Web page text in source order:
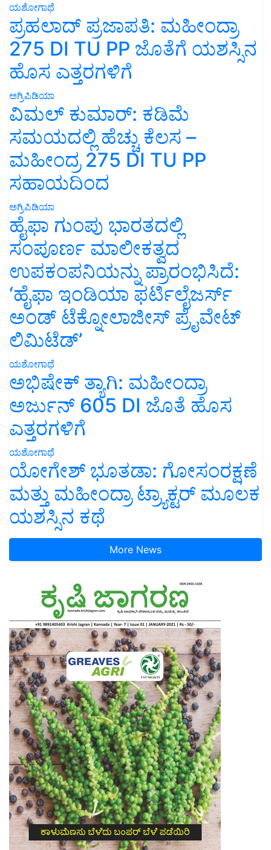
ಯಶೋಗಾಥೆ
ಪ್ರಹಲಾದ್ ಪ್ರಜಾಪತಿ: ಮಹೀಂದ್ರಾ
275 DI TU PP ಜೊತೆಗೆ ಯಶಸ್ಸಿನ
ಹೊಸ ಎತ್ತರಗಳಿಗೆ
ಅಗ್ರಿಪಿಡಿಯಾ
ವಿಮಲ್ ಕುಮಾರ್: ಕಡಿಮೆ
ಸಮಯದಲ್ಲಿ ಹೆಚ್ಚು ಕೆಲಸ –
ಮಹೀಂದ್ರ 275 DI TU PP
ಸಹಾಯದಿಂದ
ಅಗ್ರಿಪಿಡಿಯಾ
ಹೈಫಾ ಗುಂಪು ಭಾರತದಲ್ಲಿ
ಸಂಪೂರ್ಣ ಮಾಲೀಕತ್ವದ
ಉಪಕಂಪನಿಯನ್ನು ಪ್ರಾರಂಭಿಸಿದೆ:
‘ಹೈಫಾ ಇಂಡಿಯಾ ಫರ್ಟಿಲೈಜರ್ಸ್
ಅಂಡ್ ಟೆಕ್ನೋಲಾಜೀಸ್ ಪ್ರೈವೇಟ್
ಲಿಮಿಟೆಡ್’
ಯಶೋಗಾಥೆ
ಅಭಿಷೇಕ್ ತ್ಯಾಗಿ: ಮಹೀಂದ್ರಾ
ಅರ್ಜುನ್ 605 DI ಜೊತೆ ಹೊಸ
ಎತ್ತರಗಳಿಗೆ
ಯಶೋಗಾಥೆ
ಯೋಗೇಶ್ ಭೂತಡಾ: ಗೋಸಂರಕ್ಷಣೆ
ಮತ್ತು ಮಹೀಂದ್ರಾ ಟ್ರ್ಯಾಕ್ಟರ್ ಮೂಲಕ
ಯಶಸ್ಸಿನ ಕಥೆ
More News